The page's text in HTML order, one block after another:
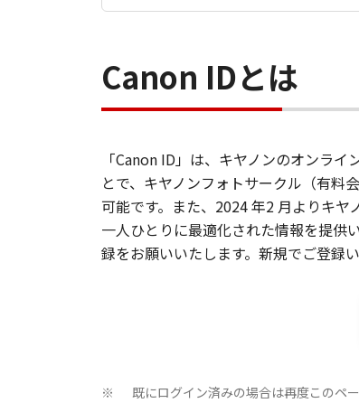
Canon IDとは
「Canon ID」は、キヤノンのオンラ
とで、キヤノンフォトサークル（有料
可能です。また、2024 年2 月よりキ
一人ひとりに最適化された情報を提供
録をお願いいたします。新規でご登録
※ 既にログイン済みの場合は再度このペー